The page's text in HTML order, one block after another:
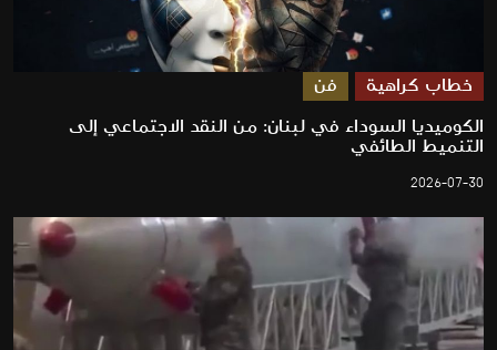
خطاب كراهية فن
الكوميديا السوداء في لبنان: من النقد الاجتماعي إلى
التنميط الطائفي
2026-07-30